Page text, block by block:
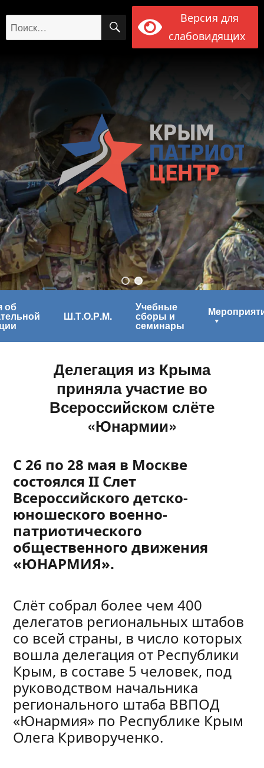
Искать: ПОИСК
Версия для
слабовидящих
об
Ш.Т.О.Р.М.
Учебные
сборы и
семинары
Делегация из Крыма
приняла участие во
Всероссийском слёте
«Юнармии»
С 26 по 28 мая в Москве
состоялся II Слет
Всероссийского детско-
юношеского военно-
патриотического
общественного движения
«ЮНАРМИЯ».
Слёт собрал более чем 400
делегатов региональных штабов
со всей страны, в число которых
вошла делегация от Республики
Крым, в составе 5 человек, под
руководством начальника
регионального штаба ВВПОД
«Юнармия» по Республике Крым
Олега Криворученко.